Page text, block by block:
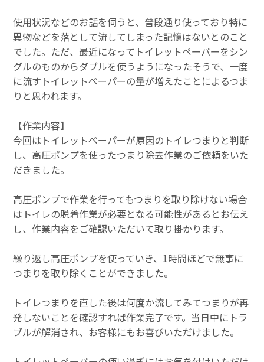
使用状況などのお話を伺うと、普段通り使っており特に
異物などを落として流してしまった記憶はないとのこと
でした。ただ、最近になってトイレットペーパーをシン
グルのものからダブルを使うようになったそうで、一度
に流すトイレットペーパーの量が増えたことによるつま
りと思われます。
【作業内容】
今回はトイレットペーパーが原因のトイレつまりと判断
し、高圧ポンプを使ったつまり除去作業のご依頼をいた
だきました。
高圧ポンプで作業を行ってもつまりを取り除けない場合
はトイレの脱着作業が必要となる可能性があるとお伝え
し、作業内容をご確認いただいて取り掛かります。
繰り返し高圧ポンプを使っていき、1時間ほどで無事に
つまりを取り除くことができました。
トイレつまりを直した後は何度か流してみてつまりが再
発しないことを確認すれば作業完了です。当日中にトラ
ブルが解消され、お客様にもお喜びいただけました。